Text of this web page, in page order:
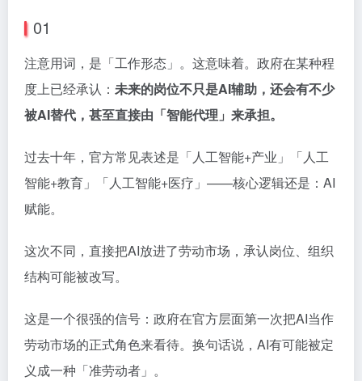
01
注意用词，是「工作形态」。这意味着。政府在某种程
度上已经承认： 未来的岗位不只是AI辅助，还会有不少
被AI替代，甚至直接由「智能代理」来承担。
过去十年，官方常见表述是「人工智能+产业」「人工
智能+教育」「人工智能+医疗」——核心逻辑还是：AI
赋能。
这次不同，直接把AI放进了劳动市场，承认岗位、组织
结构可能被改写。
这是一个很强的信号：政府在官方层面第一次把AI当作
劳动市场的正式角色来看待。换句话说，AI有可能被定
义成一种「准劳动者」。